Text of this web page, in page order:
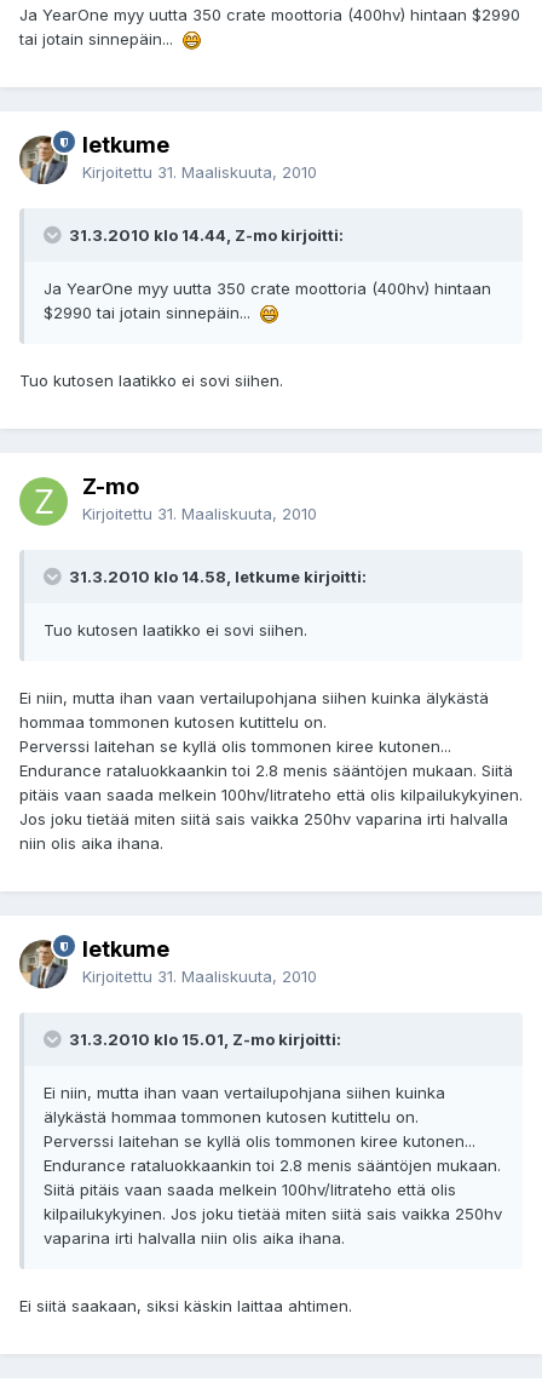
Ja YearOne myy uutta 350 crate moottoria (400hv) hintaan $2990
tai jotain sinnepäin...
letkume
Kirjoitettu 31. Maaliskuuta, 2010
31.3.2010 klo 14.44, Z-mo kirjoitti:
Ja YearOne myy uutta 350 crate moottoria (400hv) hintaan
$2990 tai jotain sinnepäin...
Tuo kutosen laatikko ei sovi siihen.
Z-mo
Kirjoitettu 31. Maaliskuuta, 2010
31.3.2010 klo 14.58, letkume kirjoitti:
Tuo kutosen laatikko ei sovi siihen.
Ei niin, mutta ihan vaan vertailupohjana siihen kuinka älykästä
hommaa tommonen kutosen kutittelu on.
Perverssi laitehan se kyllä olis tommonen kiree kutonen...
Endurance rataluokkaankin toi 2.8 menis sääntöjen mukaan. Siitä
pitäis vaan saada melkein 100hv/litrateho että olis kilpailukykyinen.
Jos joku tietää miten siitä sais vaikka 250hv vaparina irti halvalla
niin olis aika ihana.
letkume
Kirjoitettu 31. Maaliskuuta, 2010
31.3.2010 klo 15.01, Z-mo kirjoitti:
Ei niin, mutta ihan vaan vertailupohjana siihen kuinka
älykästä hommaa tommonen kutosen kutittelu on.
Perverssi laitehan se kyllä olis tommonen kiree kutonen...
Endurance rataluokkaankin toi 2.8 menis sääntöjen mukaan.
Siitä pitäis vaan saada melkein 100hv/litrateho että olis
kilpailukykyinen. Jos joku tietää miten siitä sais vaikka 250hv
vaparina irti halvalla niin olis aika ihana.
Ei siitä saakaan, siksi käskin laittaa ahtimen.